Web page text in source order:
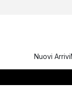
Nuovi Arrivi